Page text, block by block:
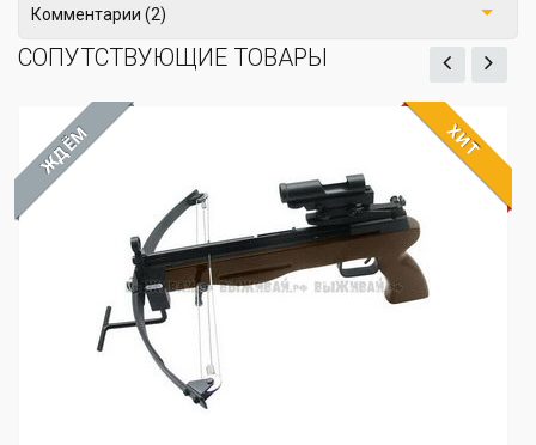
Комментарии (2)
СОПУТСТВУЮЩИЕ ТОВАРЫ
ЖДЁМ ХИТ